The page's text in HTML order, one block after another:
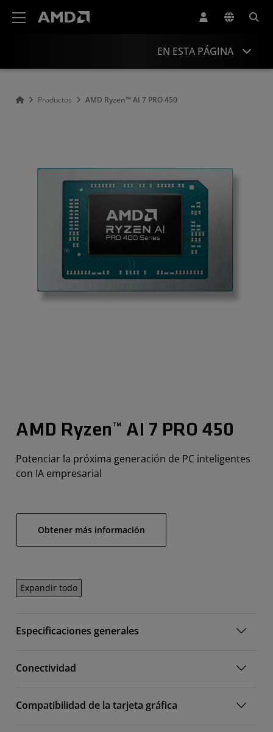
EN ESTA PÁGINA
Productos AMD Ryzen™ AI 7 PRO 450
AMD Ryzen™ AI 7 PRO 450
Potenciar la próxima generación de PC inteligentes
con IA empresarial
Obtener más información
Expandir todo
Especificaciones generales
Conectividad
Compatibilidad de la tarjeta gráfica